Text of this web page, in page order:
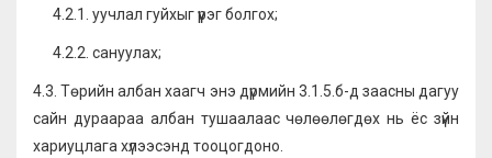
4.2.1. уучлал гуйхыг үүрэг болгох;
4.2.2. сануулах;
4.3. Төрийн албан хаагч энэ дүрмийн 3.1.5.б-д заасны дагуу
сайн дураараа албан тушаалаас чөлөөлөгдөх нь ёс зүйн
хариуцлага хүлээсэнд тооцогдоно.